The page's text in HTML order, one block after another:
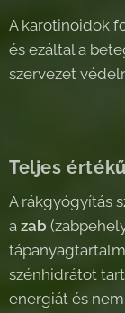
A karotinoidok
és ezáltal a
szervezet
Teljes
A rákgyógyítás
a zab
szénhidrátot
energiát és